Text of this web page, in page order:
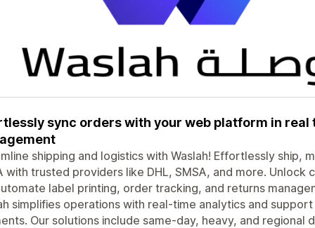
sync orders with your web platform in real
shipping and logistics with Waslah! Effortlessly ship,
with trusted providers like DHL, SMSA, and more.
label printing, order tracking, and returns
simplifies operations with real-time analytics and
Our solutions include same-day, heavy, and regional